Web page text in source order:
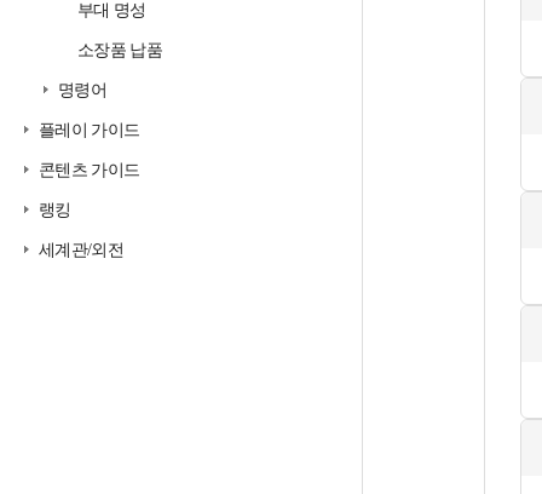
부대 명성
소장품 납품
명령어
플레이 가이드
콘텐츠 가이드
랭킹
세계관/외전